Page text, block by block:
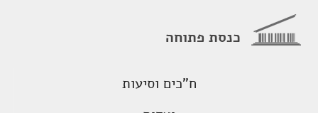
כנסת פתוחה
ח"כים וסיעות